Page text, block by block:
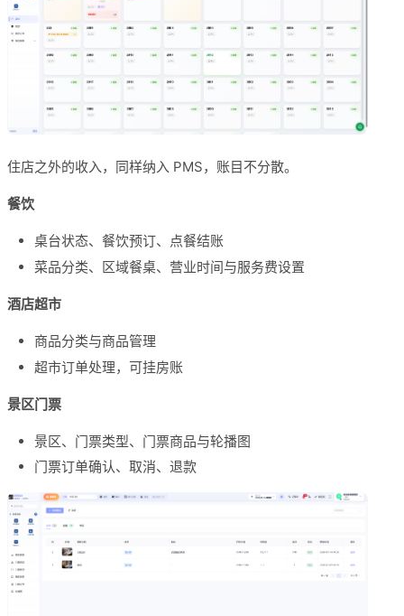
住店之外的收入，同样纳入 PMS，账目不分散。
餐饮
桌台状态、餐饮预订、点餐结账
菜品分类、区域餐桌、营业时间与服务费设置
酒店超市
商品分类与商品管理
超市订单处理，可挂房账
景区门票
景区、门票类型、门票商品与轮播图
门票订单确认、取消、退款